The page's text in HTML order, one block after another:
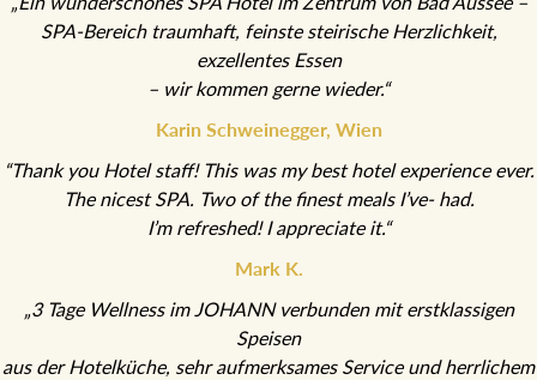
SPA-Bereich traumhaft, feinste steirische Herzlichkeit,
exzellentes Essen
– wir kommen gerne wieder.“
Karin Schweinegger, Wien
“Thank you Hotel staff! This was my best hotel experience ever.
The nicest SPA. Two of the finest meals I’ve- had.
I’m refreshed! I appreciate it.“
Mark K.
„3 Tage Wellness im JOHANN verbunden mit erstklassigen
Speisen
aus der Hotelküche, sehr aufmerksames Service und herrlichem